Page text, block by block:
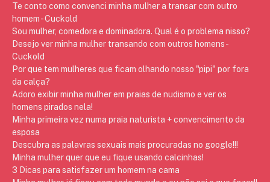
Te conto como convenci minha mulher a transar com outro
homem - Cuckold
Sou mulher, comedora e dominadora. Qual é o problema nisso?
Desejo ver minha mulher transando com outros homens -
Cuckold
Por que tem mulheres que ficam olhando nosso "pipi" por fora
da calça?
Adoro exibir minha mulher em praias de nudismo e ver os
homens pirados nela!
Minha primeira vez numa praia naturista + convencimento da
esposa
Descubra as palavras sexuais mais procuradas no google!!!
Minha mulher quer que eu fique usando calcinhas!
3 Dicas para satisfazer um homem na cama